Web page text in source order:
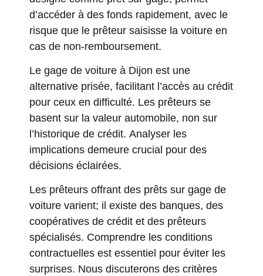
d’accéder à des fonds rapidement, avec le
risque que le prêteur saisisse la voiture en
cas de non-remboursement.
Le gage de voiture à Dijon est une
alternative prisée, facilitant l’accès au crédit
pour ceux en difficulté. Les prêteurs se
basent sur la valeur automobile, non sur
l’historique de crédit. Analyser les
implications demeure crucial pour des
décisions éclairées.
Les prêteurs offrant des prêts sur gage de
voiture varient; il existe des banques, des
coopératives de crédit et des prêteurs
spécialisés. Comprendre les conditions
contractuelles est essentiel pour éviter les
surprises. Nous discuterons des critères